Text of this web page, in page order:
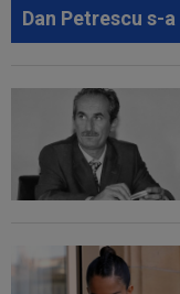
Dan Petrescu s-